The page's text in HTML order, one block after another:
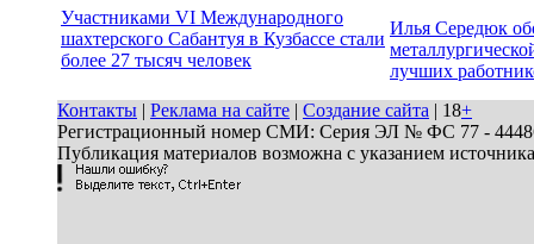
Участниками VI Международного
шахтерского Сабантуя в Кузбассе стали
более 27 тысяч человек
Илья Середюк
лучших
Контакты | Реклама на сайте | Создание сайта | 18+
Регистрационный номер СМИ: Серия ЭЛ № ФС 77 - 44486
Публикация материалов возможна с указанием